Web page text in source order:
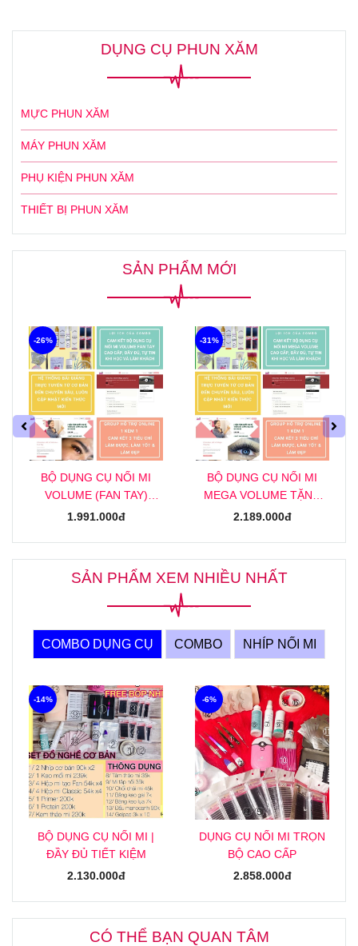
DỤNG CỤ PHUN XĂM
MỰC PHUN XĂM
MÁY PHUN XĂM
PHỤ KIỆN PHUN XĂM
THIẾT BỊ PHUN XĂM
SẢN PHẨM MỚI
BỘ DỤNG CỤ NỐI MI
VOLUME (FAN TAY)
TẶNG KHOÁ HỌC NỐI MI
ONLINE
1.991.000đ
-26%
BỘ DỤNG CỤ NỐI MI
MEGA VOLUME TẶNG
KHOÁ HỌC NỐI MI MEGA
2.189.000đ
-31%
SẢN PHẨM XEM NHIỀU NHẤT
COMBO DỤNG CỤ COMBO NHÍP NỐI MI
BỘ DỤNG CỤ NỐI MI |
ĐẦY ĐỦ TIẾT KIỆM
2.130.000đ
-14%
DỤNG CỤ NỐI MI TRỌN
BỘ CAO CẤP
2.858.000đ
-6%
CÓ THỂ BẠN QUAN TÂM